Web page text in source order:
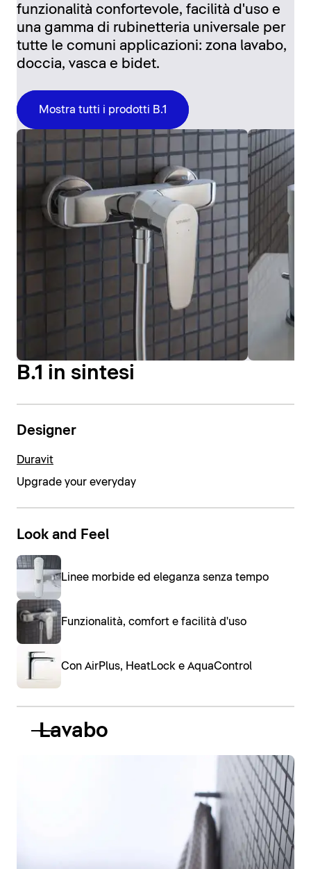
funzionalità confortevole, facilità d'uso e
una gamma di rubinetteria universale per
tutte le comuni applicazioni: zona lavabo,
doccia, vasca e bidet.
Mostra tutti i prodotti B.1
B.1 in sintesi
Designer
Duravit
Upgrade your everyday
Look and Feel
Linee morbide ed eleganza senza tempo
Funzionalità, comfort e facilità d'uso
Con AirPlus, HeatLock e AquaControl
Lavabo